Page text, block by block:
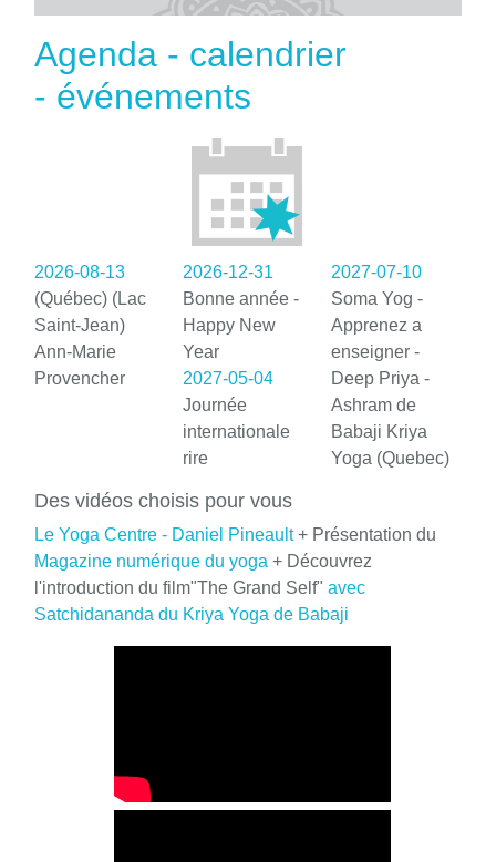
Agenda - calendrier
- événements
2026-08-13
(Québec) (Lac
Saint-Jean)
Ann-Marie
Provencher
2026-12-31
Bonne année -
Happy New
Year
2027-05-04
Journée
internationale
rire
2027-07-10
Soma Yog -
Apprenez a
enseigner -
Deep Priya -
Ashram de
Babaji Kriya
Yoga (Quebec)
Des vidéos choisis pour vous
Le Yoga Centre - Daniel Pineault+ Présentation du
Magazine numérique du yoga + Découvrez
l'introduction du film"The Grand Self" avec
Satchidananda du Kriya Yoga de Babaji